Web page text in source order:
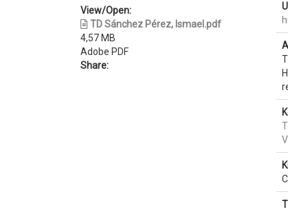
View/Open:
TD Sánchez Pérez, Ismael.pdf
4,57 MB
Adobe PDF
Share: